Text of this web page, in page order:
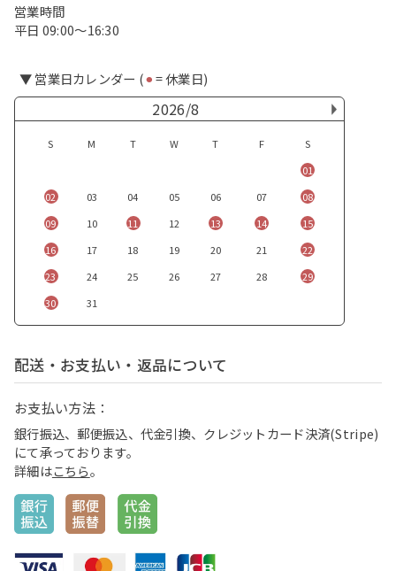
営業時間
平日 09:00〜16:30
▼ 営業日カレンダー (⚫︎= 休業日)
2026/8
S M T W T F
S
01
02
03 04 05 06 07
08
09
10 11 12 13 14
15
16
17 18 19 20 21
22
23
24 25 26 27 28
29
30
31
配送・お支払い・返品について
お支払い方法：
銀行振込、郵便振込、代金引換、クレジットカード決済(Stripe)
にて承っております。
詳細はこちら。